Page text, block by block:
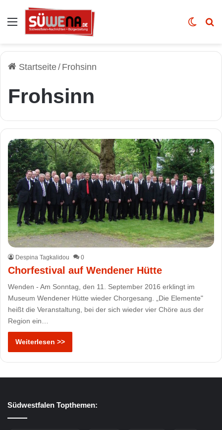
Auswahl Skin
Startseite/ Frohsinn
Frohsinn
Despina Tagkalidou 0
Chorfestival auf Wendener Hütte
Wenden - Am Sonntag, den 11. September 2016 erklingt im
Museum Wendener Hütte wieder Chorgesang. „Die Elemente"
heißt die Veranstaltung, bei der sich wieder vier Chöre aus der
Region ein…
Weiterlesen >>
Südwestfalen Topthemen: